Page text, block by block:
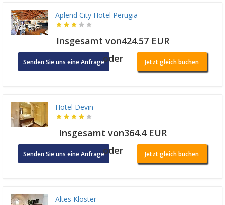
Aplend City Hotel Perugia
Insgesamt von424.57 EUR
Senden Sie uns eine Anfrageoder Jetzt gleich buchen
Hotel Devin
Insgesamt von364.4 EUR
Senden Sie uns eine Anfrageoder Jetzt gleich buchen
Altes Kloster